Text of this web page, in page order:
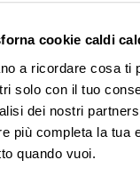
cookie caldi
a ricordare cosa ti
solo con il tuo
dei nostri
più completa la tua
quando vuoi.